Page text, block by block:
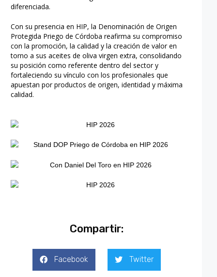
diferenciada.
Con su presencia en HIP, la Denominación de Origen
Protegida Priego de Córdoba reafirma su compromiso
con la promoción, la calidad y la creación de valor en
torno a sus aceites de oliva virgen extra, consolidando
su posición como referente dentro del sector y
fortaleciendo su vínculo con los profesionales que
apuestan por productos de origen, identidad y máxima
calidad.
Compartir:
Facebook Twitter